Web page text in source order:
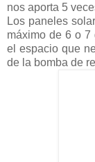
nos aporta 5
Los paneles
máximo de 6 o 7
el espacio que
de la bomba de